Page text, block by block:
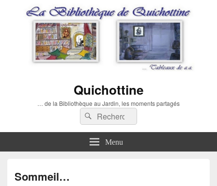
Quichottine
… de la Bibliothèque au Jardin, les moments partagés
Recherche :
Rechercher
Menu
Sommeil…